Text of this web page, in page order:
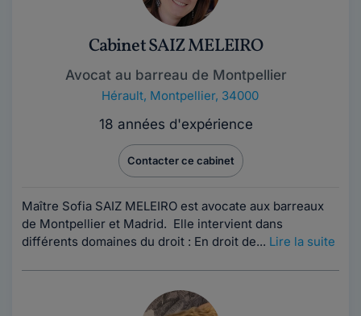
Cabinet SAIZ MELEIRO
Avocat au barreau de Montpellier
Hérault, Montpellier, 34000
18 années d'expérience
Contacter ce cabinet
Maître Sofia SAIZ MELEIRO est avocate aux barreaux
de Montpellier et Madrid. Elle intervient dans
différents domaines du droit : En droit de... Lire la suite